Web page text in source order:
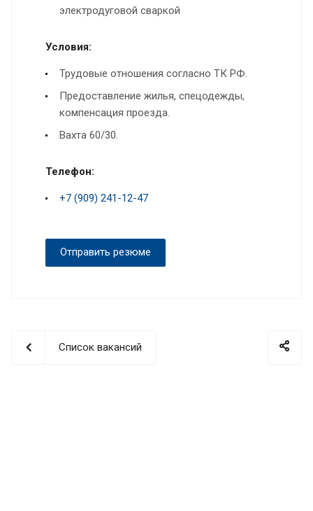
электродуговой сваркой
Условия:
Трудовые отношения согласно ТК РФ.
Предоставление жилья, спецодежды,
компенсация проезда.
Вахта 60/30.
Телефон:
+7 (909) 241-12-47
Отправить резюме
Список вакансий